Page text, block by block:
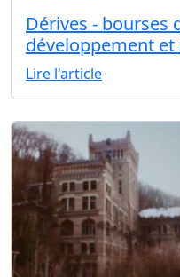
Dérives - bourses
développement
Lire l'article